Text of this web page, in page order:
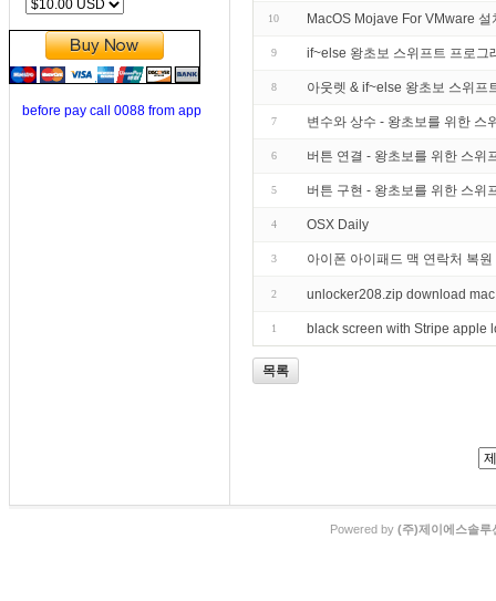
before pay call 0088 from app
10 MacOS Mojave For VMware 설
9 if~else 왕초보 스위프트 프로
8 아웃렛 & if~else 왕초보 스위
7 변수와 상수 - 왕초보를 위한 스
6 버튼 연결 - 왕초보를 위한 스위
5 버튼 구현 - 왕초보를 위한 스위
4 OSX Daily
3 아이폰 아이패드 맥 연락처 복
2 unlocker208.zip download
1 black screen with Stripe apple
목록
Powered by (주)제이에스솔루